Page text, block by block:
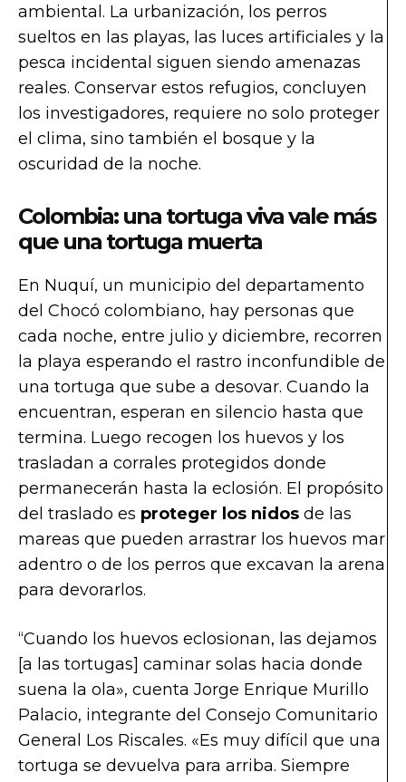
ambiental. La urbanización, los perros
sueltos en las playas, las luces artificiales y la
pesca incidental siguen siendo amenazas
reales. Conservar estos refugios, concluyen
los investigadores, requiere no solo proteger
el clima, sino también el bosque y la
oscuridad de la noche.
Colombia: una tortuga viva vale más
que una tortuga muerta
En Nuquí, un municipio del departamento
del Chocó colombiano, hay personas que
cada noche, entre julio y diciembre, recorren
la playa esperando el rastro inconfundible de
una tortuga que sube a desovar. Cuando la
encuentran, esperan en silencio hasta que
termina. Luego recogen los huevos y los
trasladan a corrales protegidos donde
permanecerán hasta la eclosión. El propósito
del traslado es proteger los nidos de las
mareas que pueden arrastrar los huevos mar
adentro o de los perros que excavan la arena
para devorarlos.
“Cuando los huevos eclosionan, las dejamos
[a las tortugas] caminar solas hacia donde
suena la ola», cuenta Jorge Enrique Murillo
Palacio, integrante del Consejo Comunitario
General Los Riscales. «Es muy difícil que una
tortuga se devuelva para arriba. Siempre